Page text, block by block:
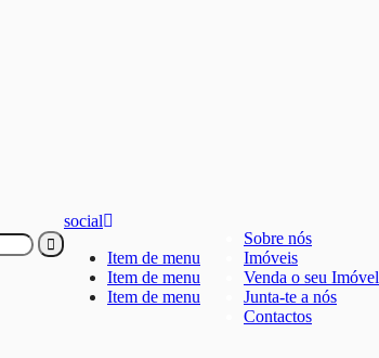
Sobre nós
Imóveis
Venda o seu Imóvel
Junta-te a nós
Contactos
social
Item de menu
Item de menu
Item de menu